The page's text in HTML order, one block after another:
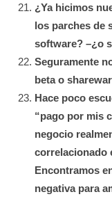
¿Ya hicimos
los parches de
software? –¿o
Seguramente
beta o
Hace poco
“pago por mis
negocio
correlacionado
Encontramos
negativa para